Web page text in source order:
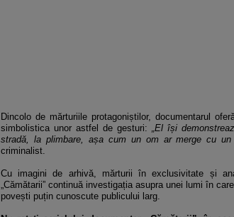
Dincolo de mărturiile protagoniștilor, documentarul
simbolistica unor astfel de gesturi:„El își
stradă, la plimbare, așa cum un om ar merge cu un
criminalist.
Cu imagini de arhivă, mărturii în exclusivitate și
„Cămătarii” continuă investigația asupra unei lumi în
povești puțin cunoscute publicului larg.